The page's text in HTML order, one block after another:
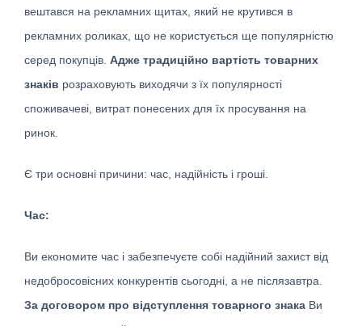
вештався на рекламних щитах, який не крутився в
рекламних роликах, що не користується ще популярністю
серед покупців. Адже традиційно вартість товарних
знаків розраховують виходячи з їх популярності
споживачеві, витрат понесених для їх просування на
ринок.
Є три основні причини: час, надійність і гроші.
Час:
Ви економите час і забезпечуєте собі надійний захист від
недобросовісних конкурентів сьогодні, а не післязавтра.
За договором про відступлення товарного знака Ви